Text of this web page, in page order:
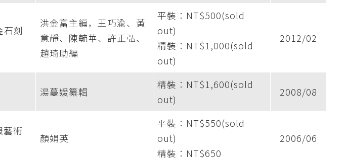
石刻
洪金富主編，王巧渝、黃
意靜、陳毓華、許正弘、
趙琦助編
平裝：NT$500(sold
out)
精裝：NT$1,000(sold
out)
2012/02
湯蔓媛纂輯
精裝：NT$1,600(sold
out)
2008/08
術
顏娟英
平裝：NT$550(sold
out)
精裝：NT$650
2006/06